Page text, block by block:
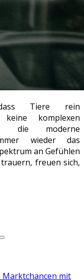
Tiere rein
komplexen
die moderne
wieder das
an Gefühlen
freuen sich,
mit